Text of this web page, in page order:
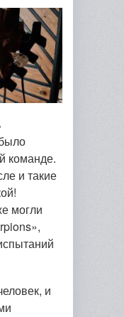
команде.
и такие
могли
и